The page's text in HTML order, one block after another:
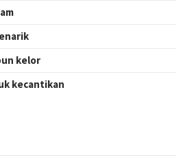
kelor
kecantikan